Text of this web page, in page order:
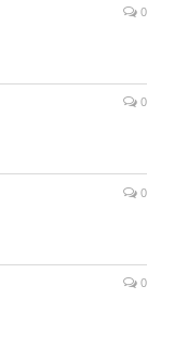
0
0
0
0